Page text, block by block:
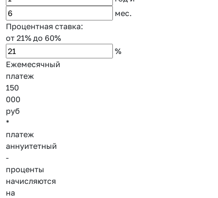
мес.
Процентная ставка:
от 21% до 60%
%
Ежемесячный
платеж
150
000
руб
*
платеж
аннуитетный
-
проценты
начисляются
на